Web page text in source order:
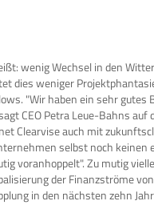
wenig Wechsel in den
dies weniger
"Wir haben ein sehr gutes
CEO Petra Leue-Bahns
Clearvise auch mit
selbst noch keinen
voranhoppelt". Zu mutig
der Finanzströme
in den nächsten zehn